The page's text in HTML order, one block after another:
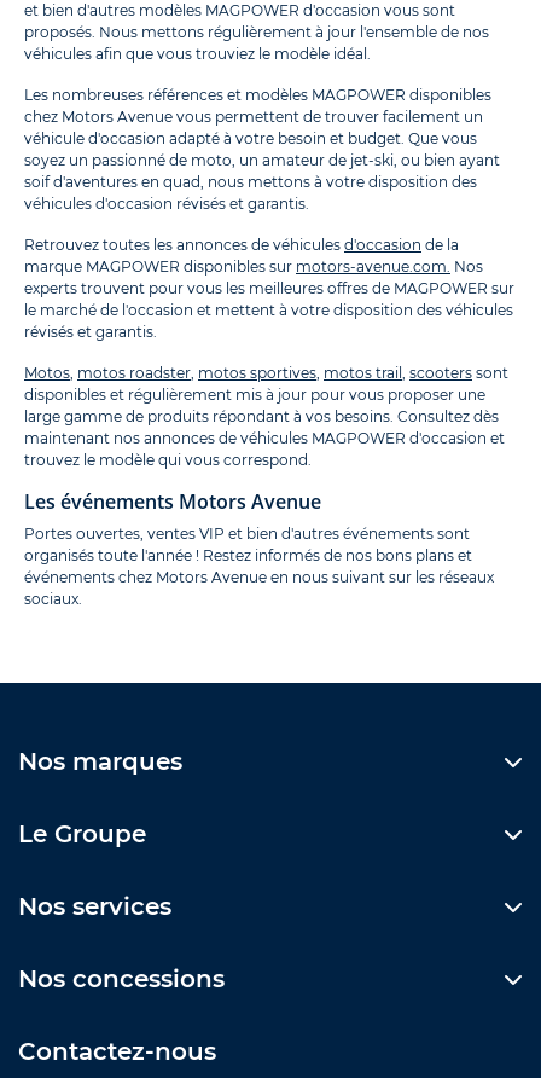
et bien d'autres modèles MAGPOWER d'occasion vous sont
proposés. Nous mettons régulièrement à jour l'ensemble de nos
véhicules afin que vous trouviez le modèle idéal.
Les nombreuses références et modèles MAGPOWER disponibles
chez Motors Avenue vous permettent de trouver facilement un
véhicule d'occasion adapté à votre besoin et budget. Que vous
soyez un passionné de moto, un amateur de jet-ski, ou bien ayant
soif d'aventures en quad, nous mettons à votre disposition des
véhicules d'occasion révisés et garantis.
Retrouvez toutes les annonces de véhicules d'occasion de la
marque MAGPOWER disponibles sur motors-avenue.com. Nos
experts trouvent pour vous les meilleures offres de MAGPOWER sur
le marché de l'occasion et mettent à votre disposition des véhicules
révisés et garantis.
Motos, motos roadster, motos sportives, motos trail , scooters sont
disponibles et régulièrement mis à jour pour vous proposer une
large gamme de produits répondant à vos besoins. Consultez dès
maintenant nos annonces de véhicules MAGPOWER d'occasion et
trouvez le modèle qui vous correspond.
Les événements Motors Avenue
Portes ouvertes, ventes VIP et bien d'autres événements sont
organisés toute l'année ! Restez informés de nos bons plans et
événements chez Motors Avenue en nous suivant sur les réseaux
sociaux.
Nos marques
Le Groupe
Nos services
Nos concessions
Contactez-nous